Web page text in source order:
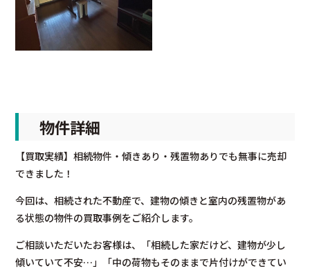
物件詳細
【買取実績】相続物件・傾きあり・残置物ありでも無事に売却
できました！
今回は、相続された不動産で、建物の傾きと室内の残置物があ
る状態の物件の買取事例をご紹介します。
ご相談いただいたお客様は、「相続した家だけど、建物が少し
傾いていて不安…」「中の荷物もそのままで片付けができてい